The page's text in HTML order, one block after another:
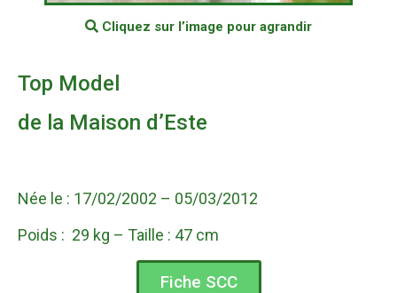
Top Model
de la Maison d’Este
Née le : 17/02/2002 – 05/03/2012
Poids : 29 kg – Taille : 47 cm
Fiche SCC
Cliquez sur l’image pour agrandir